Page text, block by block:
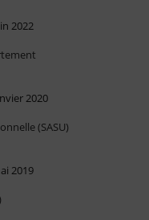
2022
2020
(SASU)
2019